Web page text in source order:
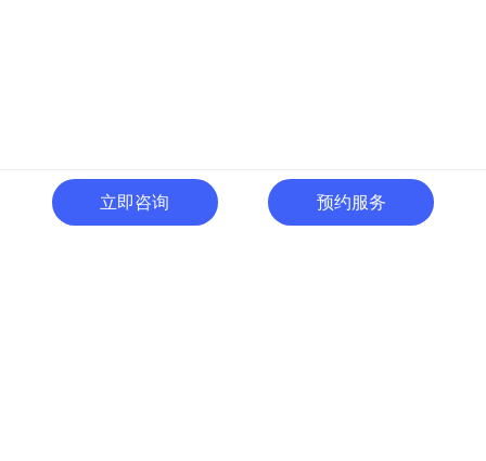
全国热线: 400-996-0801
立即咨询 预约服务